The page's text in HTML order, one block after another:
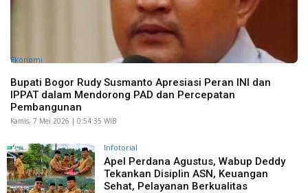
Ekonomi
Bupati Bogor Rudy Susmanto Apresiasi Peran INI dan
IPPAT dalam Mendorong PAD dan Percepatan
Pembangunan
Kamis, 7 Mei 2026 | 0:54:35 WIB
Infotorial
Apel Perdana Agustus, Wabup Deddy
Tekankan Disiplin ASN, Keuangan
Sehat, Pelayanan Berkualitas